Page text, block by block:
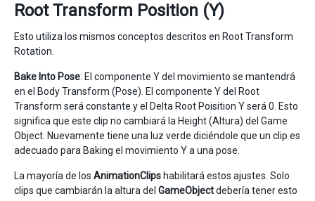
Root Transform Position (Y)
Esto utiliza los mismos conceptos descritos en Root Transform
Rotation.
Bake Into Pose: El componente Y del movimiento se mantendrá
en el Body Transform (Pose). El componente Y del Root
Transform será constante y el Delta Root Poisition Y será 0. Esto
significa que este clip no cambiará la Height (Altura) del Game
Object. Nuevamente tiene una luz verde diciéndole que un clip es
adecuado para Baking el movimiento Y a una pose.
La mayoría de los AnimationClips habilitará estos ajustes. Solo
clips que cambiarán la altura del GameObjectdebería tener esto